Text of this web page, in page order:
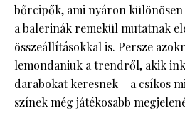
bőrcipők, ami nyáron
a balerinák remekül mutatnak
összeállításokkal is. Persze
lemondaniuk a trendről, akik
darabokat keresnek – a csíkos
színek még játékosabb